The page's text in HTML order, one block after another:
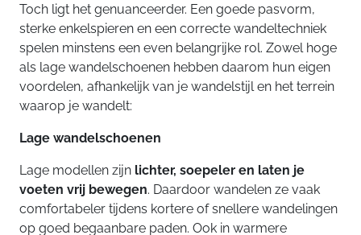
Toch ligt het genuanceerder. Een goede pasvorm,
sterke enkelspieren en een correcte wandeltechniek
spelen minstens een even belangrijke rol. Zowel hoge
als lage wandelschoenen hebben daarom hun eigen
voordelen, afhankelijk van je wandelstijl en het terrein
waarop je wandelt:
Lage wandelschoenen
Lage modellen zijn lichter, soepeler en laten je
voeten vrij bewegen. Daardoor wandelen ze vaak
comfortabeler tijdens kortere of snellere wandelingen
op goed begaanbare paden. Ook in warmere